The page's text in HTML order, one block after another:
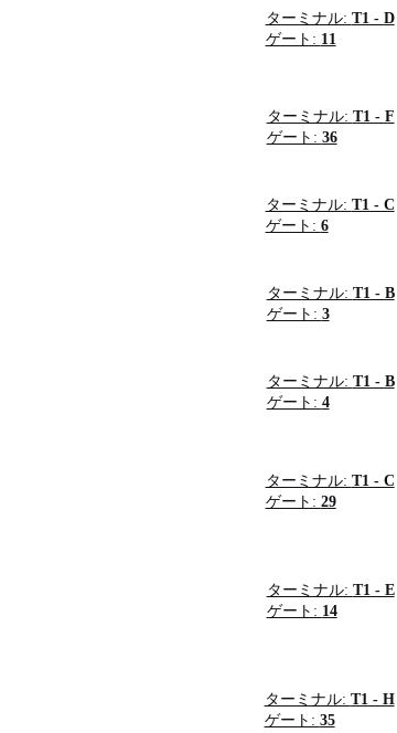
ターミナル: T1 - D
ゲート: 11
ターミナル: T1 - F
ゲート: 36
ターミナル: T1 - C
ゲート: 6
ターミナル: T1 - B
ゲート: 3
ターミナル: T1 - B
ゲート: 4
ターミナル: T1 - C
ゲート: 29
ターミナル: T1 - E
ゲート: 14
ターミナル: T1 - H
ゲート: 35